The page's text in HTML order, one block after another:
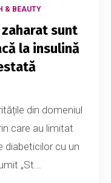
& BEAUTY
sunt
la insulină
din domeniul
care au limitat
diabeticilor cu un
„St...